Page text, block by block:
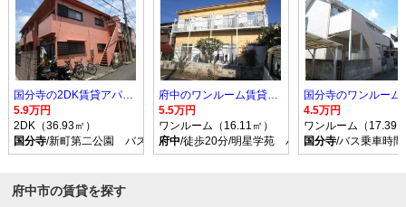
国分寺の2DK賃貸アパート
5.9万円
2DK（36.93㎡）
国分寺/新町第二公園 バス乗車時間10分 停歩3分
府中のワンルーム賃貸アパート
5.5万円
ワンルーム（16.11㎡）
府中/徒歩20分/明星学苑 バス乗車時間7分 停歩
4.5万円
ワンルーム（17.39
国分寺/バス乗車時
府中市の賃貸を探す